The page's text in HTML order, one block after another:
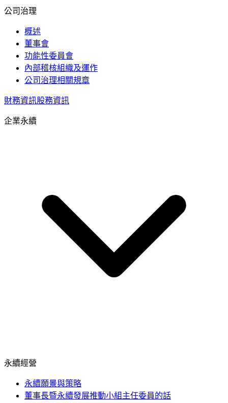
公司治理
概述
董事會
功能性委員會
內部稽核組織及運作
公司治理相關規章
財務資訊股務資訊
企業永續
永續經營
永續願景與策略
董事長暨永續發展推動小組主任委員的話